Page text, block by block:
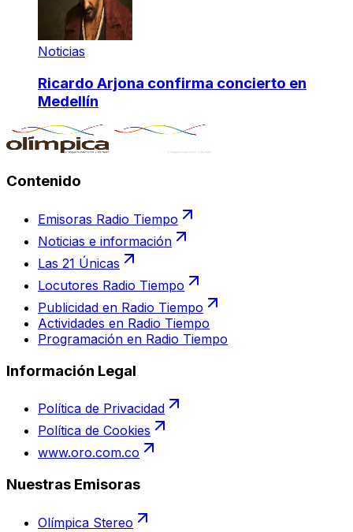
Noticias
Ricardo Arjona confirma concierto en
Medellín
Contenido
Emisoras Radio Tiempo
Noticias e información
Las 21 Únicas
Locutores Radio Tiempo
Publicidad en Radio Tiempo
Actividades en Radio Tiempo
Programación en Radio Tiempo
Información Legal
Política de Privacidad
Política de Cookies
www.oro.com.co
Nuestras Emisoras
Olímpica Stereo